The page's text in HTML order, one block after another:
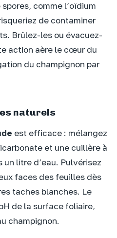
comme l’oïdium
de contaminer
Brûlez-les ou évacuez-
action aère le cœur du
du champignon par
naturels
est efficace : mélangez
et une cuillère à
litre d’eau. Pulvérisez
faces des feuilles dès
taches blanches. Le
de la surface foliaire,
champignon.